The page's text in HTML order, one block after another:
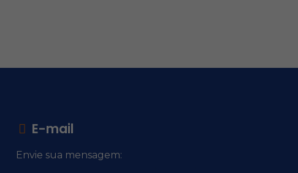
E-mail
Envie sua mensagem: